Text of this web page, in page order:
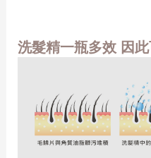
洗髮精一瓶多效 因